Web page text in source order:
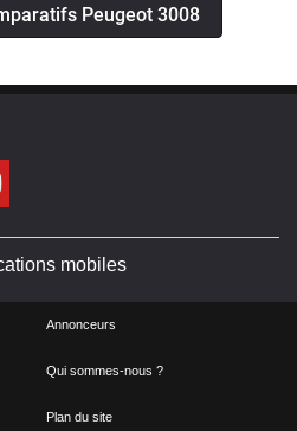
Peugeot 3008
mobiles
Annonceurs
Qui sommes-nous ?
Plan du site